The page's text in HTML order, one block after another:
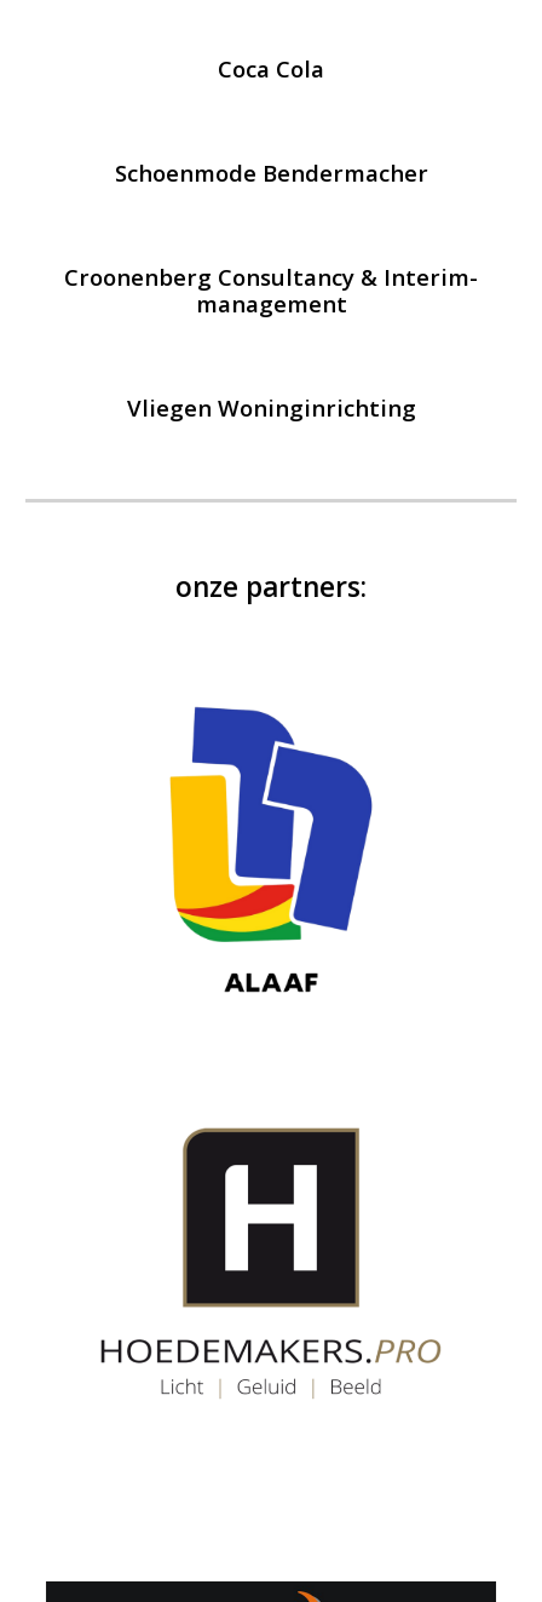
Coca Cola
Schoenmode Bendermacher
Croonenberg Consultancy & Interim-
management
Vliegen Woninginrichting
onze partners: